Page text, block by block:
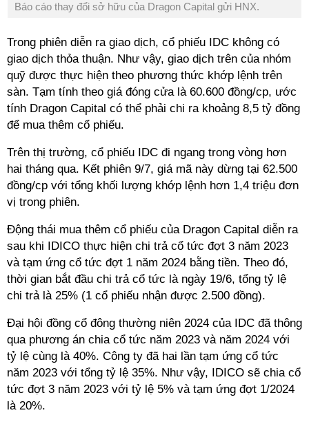
Báo cáo thay đổi sở hữu của Dragon Capital gửi HNX.
Trong phiên diễn ra giao dịch, cổ phiếu IDC không có
giao dịch thỏa thuận. Như vậy, giao dịch trên của nhóm
quỹ được thực hiện theo phương thức khớp lệnh trên
sàn. Tạm tính theo giá đóng cửa là 60.600 đồng/cp, ước
tính Dragon Capital có thể phải chi ra khoảng 8,5 tỷ đồng
để mua thêm cổ phiếu.
Trên thị trường, cổ phiếu IDC đi ngang trong vòng hơn
hai tháng qua. Kết phiên 9/7, giá mã này dừng tại 62.500
đồng/cp với tổng khối lượng khớp lệnh hơn 1,4 triệu đơn
vị trong phiên.
Động thái mua thêm cổ phiếu của Dragon Capital diễn ra
sau khi IDICO thực hiện chi trả cổ tức đợt 3 năm 2023
và tạm ứng cổ tức đợt 1 năm 2024 bằng tiền. Theo đó,
thời gian bắt đầu chi trả cổ tức là ngày 19/6, tổng tỷ lệ
chi trả là 25% (1 cổ phiếu nhận được 2.500 đồng).
Đại hội đồng cổ đông thường niên 2024 của IDC đã thông
qua phương án chia cổ tức năm 2023 và năm 2024 với
tỷ lệ cùng là 40%. Công ty đã hai lần tạm ứng cổ tức
năm 2023 với tổng tỷ lệ 35%. Như vậy, IDICO sẽ chia cổ
tức đợt 3 năm 2023 với tỷ lệ 5% và tạm ứng đợt 1/2024
là 20%.